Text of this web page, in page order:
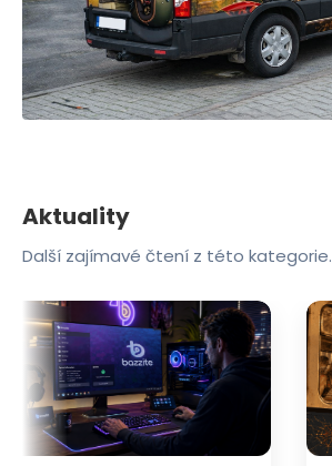
Aktuality
Další zajímavé čtení z této kategorie.